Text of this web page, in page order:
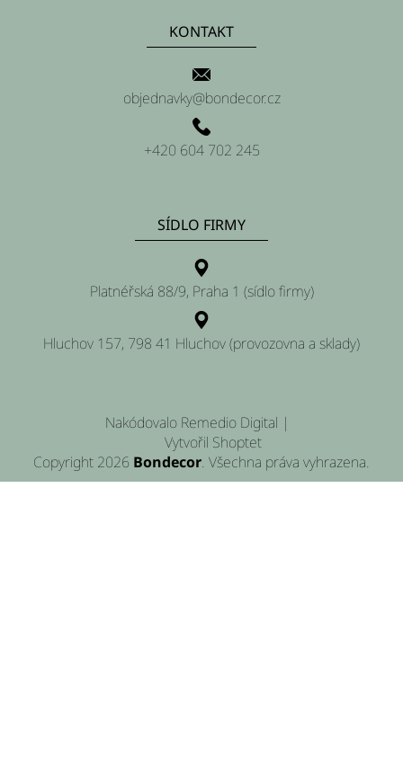
KONTAKT
objednavky@bondecor.cz
+420 604 702 245
SÍDLO FIRMY
Platnéřská 88/9, Praha 1 (sídlo firmy)
Hluchov 157, 798 41 Hluchov (provozovna a sklady)
Nakódovalo Remedio Digital |
Vytvořil Shoptet
Copyright 2026 Bondecor. Všechna práva vyhrazena.